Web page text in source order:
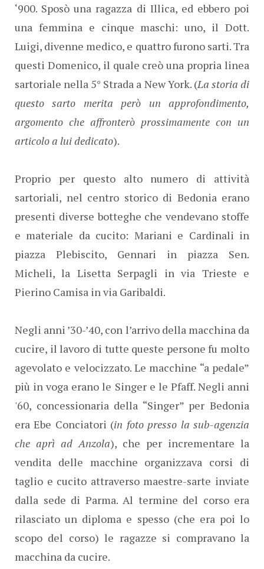
‘900. Sposò una ragazza di Illica, ed ebbero poi
una femmina e cinque maschi: uno, il Dott.
Luigi, divenne medico, e quattro furono sarti. Tra
questi Domenico, il quale creò una propria linea
sartoriale nella 5° Strada a New York. (La storia di
questo sarto merita però un approfondimento,
argomento che affronterò prossimamente con un
articolo a lui dedicato).
Proprio per questo alto numero di attività
sartoriali, nel centro storico di Bedonia erano
presenti diverse botteghe che vendevano stoffe
e materiale da cucito: Mariani e Cardinali in
piazza Plebiscito, Gennari in piazza Sen.
Micheli, la Lisetta Serpagli in via Trieste e
Pierino Camisa in via Garibaldi.
Negli anni ’30-’40, con l’arrivo della macchina da
cucire, il lavoro di tutte queste persone fu molto
agevolato e velocizzato. Le macchine “a pedale”
più in voga erano le Singer e le Pfaff. Negli anni
'60, concessionaria della “Singer” per Bedonia
era Ebe Conciatori (in foto presso la sub-agenzia
che aprì ad Anzola), che per incrementare la
vendita delle macchine organizzava corsi di
taglio e cucito attraverso maestre-sarte inviate
dalla sede di Parma. Al termine del corso era
rilasciato un diploma e spesso (che era poi lo
scopo del corso) le ragazze si compravano la
macchina da cucire.